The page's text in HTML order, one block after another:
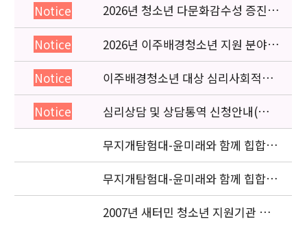
Notice
2026년 청소년 다문화감수성 증진
프로그램 「다가감」신청기관 안내
Notice
2026년 이주배경청소년 지원 분야
종사자 역량강화 교육 일정 안내
Notice
이주배경청소년 대상 심리사회적응
검사 연수동영상 개편 안내
Notice
심리상담 및 상담통역 신청안내(의뢰
서첨부)
무지개탐험대-윤미래와 함께 힙합을
배워요 (사진2 )
무지개탐험대-윤미래와 함께 힙합을
배워요(사진 1)
2007년 새터민 청소년 지원기관 공